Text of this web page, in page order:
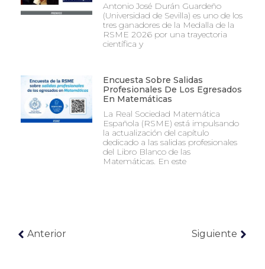
Antonio José Durán Guardeño
(Universidad de Sevilla) es uno de los
tres ganadores de la Medalla de la
RSME 2026 por una trayectoria
científica y
Encuesta Sobre Salidas
Profesionales De Los Egresados
En Matemáticas
La Real Sociedad Matemática
Española (RSME) está impulsando
la actualización del capítulo
dedicado a las salidas profesionales
del Libro Blanco de las
Matemáticas. En este
Anterior Siguiente